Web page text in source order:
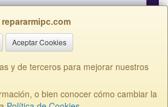
Aceptar Cookies
y de terceros para mejorar nuestros
o bien conocer cómo cambiar la
11 - 13H